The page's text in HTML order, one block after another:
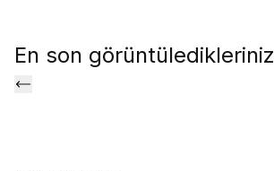
En son görüntüledikleriniz